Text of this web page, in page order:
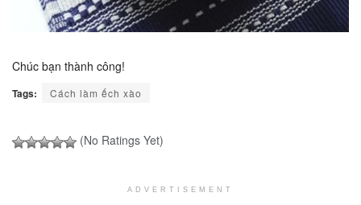
Chúc bạn thành công!
Tags: Cách làm ếch xào
(No Ratings Yet)
ADVERTISEMENT